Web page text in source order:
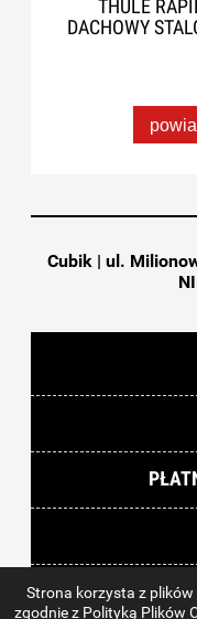
Strona korzysta z plików
zgodnie z Polityką Plików
THULE
DACHOWY
Cubik | ul.